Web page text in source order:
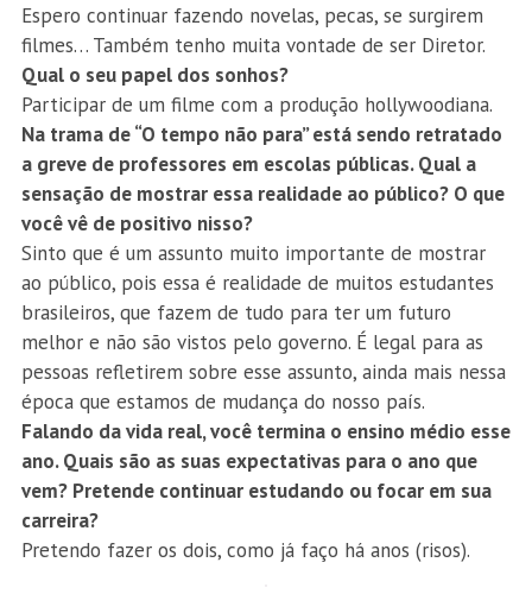
Espero continuar fazendo novelas, pecas, se surgirem
filmes… Também tenho muita vontade de ser Diretor.
Qual o seu papel dos sonhos?
Participar de um filme com a produção hollywoodiana.
Na trama de “O tempo não para” está sendo retratado
a greve de professores em escolas públicas. Qual a
sensação de mostrar essa realidade ao público? O que
você vê de positivo nisso?
Sinto que é um assunto muito importante de mostrar
ao público, pois essa é realidade de muitos estudantes
brasileiros, que fazem de tudo para ter um futuro
melhor e não são vistos pelo governo. É legal para as
pessoas refletirem sobre esse assunto, ainda mais nessa
época que estamos de mudança do nosso país.
Falando da vida real, você termina o ensino médio esse
ano. Quais são as suas expectativas para o ano que
vem? Pretende continuar estudando ou focar em sua
carreira?
Pretendo fazer os dois, como já faço há anos (risos).